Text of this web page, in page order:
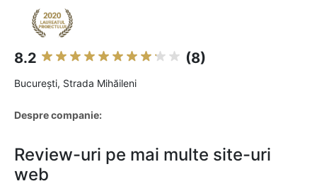
8.2 (8)
Bucureşti, Strada Mihăileni
Despre companie:
Review-uri pe mai multe site-uri
web